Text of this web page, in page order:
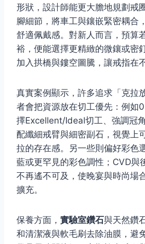
形狀，設計師能更大膽地規劃戒
腳細節，將車工與鑲嵌緊密耦合
舒適佩戴感。對新人而言，預算
裕，便能選擇更精緻的微鑲或密
加入拱橋與鏤空圖騰，讓戒指在
真實案例顯示，許多追求「克拉
者會把資源放在切工優先：例如
擇Excellent/Ideal切工、強調冠
配纖細戒臂與細密副石，視覺上
拉的存在感。另一些則偏好彩色
藍或更罕見的彩色調性；CVD與
不再遙不可及，使晚宴與時尚場
擴充。
保養方面， 實驗室鑽石與天然鑽
和清潔液與軟毛刷去除油膜，避